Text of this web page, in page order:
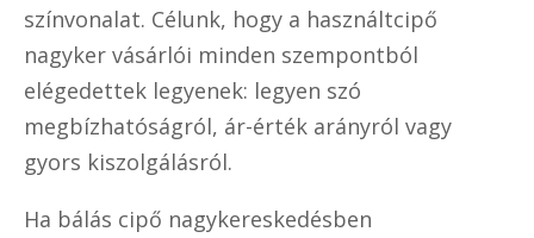
színvonalat. Célunk, hogy a használtcipő
nagyker vásárlói minden szempontból
elégedettek legyenek: legyen szó
megbízhatóságról, ár-érték arányról vagy
gyors kiszolgálásról.
Ha bálás cipő nagykereskedésben